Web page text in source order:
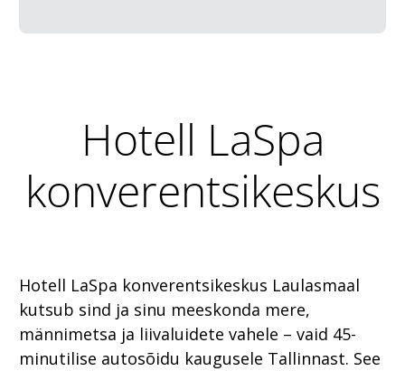
Hotell LaSpa
konverentsikeskus
Hotell LaSpa konverentsikeskus Laulasmaal
kutsub sind ja sinu meeskonda mere,
männimetsa ja liivaluidete vahele – vaid 45-
minutilise autosõidu kaugusele Tallinnast. See